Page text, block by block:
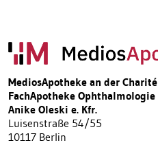
MediosApotheke an der Charité
FachApotheke Ophthalmologie
Anike Oleski e. Kfr.
Luisenstraße 54/55
10117 Berlin